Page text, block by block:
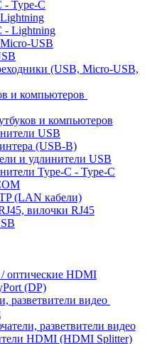
- Type-C
- Lightning
USB
(USB, Micro-USB,
и компьютеров
и компьютеров
USB
(USB-B)
и удлинители USB
Type-C - Type-C
(LAN кабели)
вилочки RJ45
оптические HDMI
(DP)
разветвители видео
разветвители видео
HDMI (HDMI Splitter)